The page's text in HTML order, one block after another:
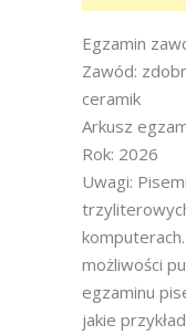
Egzamin
Zawód:
ceramik
Arkusz
Rok: 2026
Uwagi:
możliwości
egzaminu
jakie